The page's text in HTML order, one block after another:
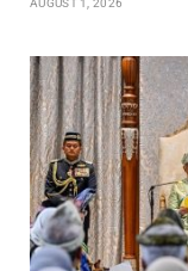
AUGUST 1, 2026